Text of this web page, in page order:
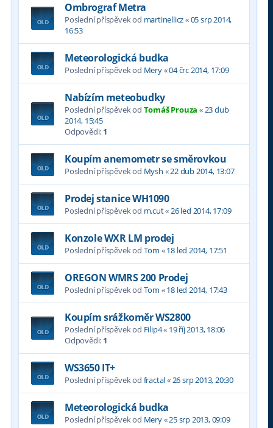
Ombrograf Metra
Poslední příspěvek od martinellicz«05 srp 2014,
16:53
Meteorologická budka
Poslední příspěvek od Mery«04 črc 2014, 17:09
Nabízím meteobudky
Poslední příspěvek od Tomáš Prouza «23 dub
2014, 15:45
Odpovědi: 1
Koupím anemometr se směrovkou
Poslední příspěvek od Mysh «22 dub 2014, 13:07
Prodej stanice WH1090
Poslední příspěvek od m.cut«26 led 2014, 17:09
Konzole WXR LM prodej
Poslední příspěvek od Tom «18 led 2014, 17:51
OREGON WMRS 200 Prodej
Poslední příspěvek od Tom «18 led 2014, 17:43
Koupím srážkoměr WS2800
Poslední příspěvek od Filip4« 19 říj 2013, 18:06
Odpovědi: 1
WS3650 IT+
Poslední příspěvek od fractal«26 srp 2013, 20:30
Meteorologická budka
Poslední příspěvek od Mery«25 srp 2013, 09:09